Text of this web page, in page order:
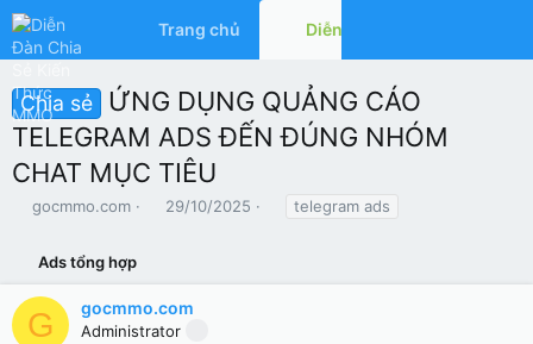
Trang chủ Diễn đàn
Chia sẻ
ỨNG DỤNG QUẢNG CÁO
TELEGRAM ADS ĐẾN ĐÚNG NHÓM
CHAT MỤC TIÊU
T
e
a
d
s
gocmmo.com
N
g
ử
i
29/10/2025
ó
telegram ads
Ads tổng hợp
G gocmmo.com
Administrator